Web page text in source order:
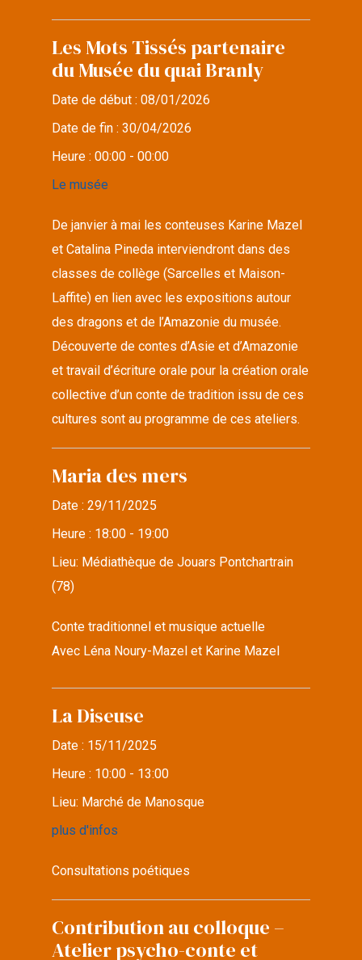
Les Mots Tissés partenaire
du Musée du quai Branly
Date de début :08/01/2026
Date de fin :30/04/2026
Heure :00:00 - 00:00
Le musée
De janvier à mai les conteuses Karine Mazel
et Catalina Pineda interviendront dans des
classes de collège (Sarcelles et Maison-
Laffite) en lien avec les expositions autour
des dragons et de l’Amazonie du musée.
Découverte de contes d’Asie et d’Amazonie
et travail d’écriture orale pour la création orale
collective d’un conte de tradition issu de ces
cultures sont au programme de ces ateliers.
Maria des mers
Date :29/11/2025
Heure : 18:00 - 19:00
Lieu: Médiathèque de Jouars Pontchartrain
(78)
Conte traditionnel et musique actuelle
Avec Léna Noury-Mazel et Karine Mazel
La Diseuse
Date : 15/11/2025
Heure : 10:00 - 13:00
Lieu: Marché de Manosque
plus d'infos
Consultations poétiques
Contribution au colloque –
Atelier psycho-conte et